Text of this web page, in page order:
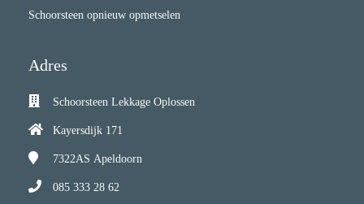
Schoorsteen opnieuw opmetselen
Adres
Schoorsteen Lekkage Oplossen
Kayersdijk 171
7322AS Apeldoorn
085 333 28 62